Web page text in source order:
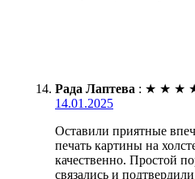
Рада Лаптева : ★ ★ ★
14.01.2025
Оставили приятные
печать картины на
качественно. Простой
связались и